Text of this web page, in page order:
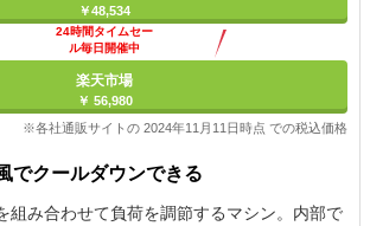
￥48,534
24時間タイムセー
ル毎日開催中
楽天市場
￥ 56,980
※各社通販サイトの 2024年11月11日時点 での税込価格
でクールダウンできる
組み合わせて負荷を調節するマシン。内部で